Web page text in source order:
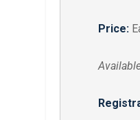
Price: